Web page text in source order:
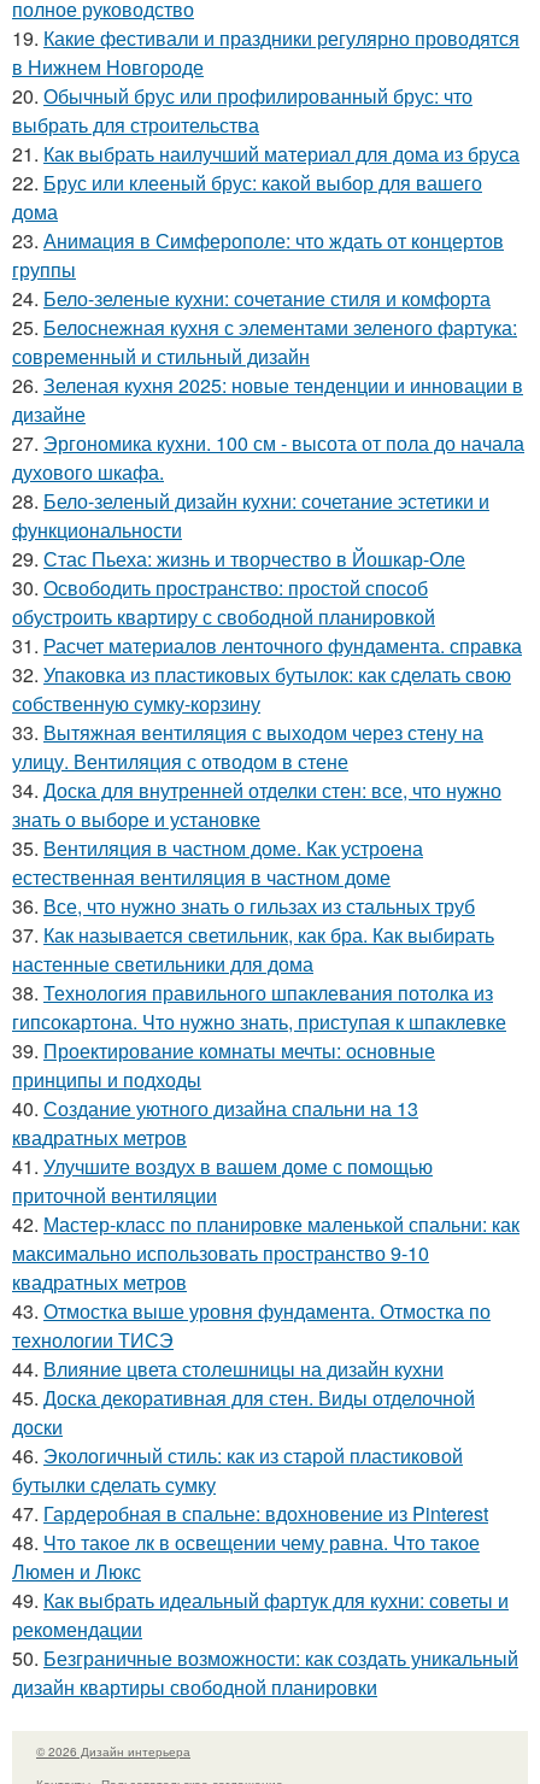
полное руководство
19. Какие фестивали и праздники регулярно проводятся
в Нижнем Новгороде
20. Обычный брус или профилированный брус: что
выбрать для строительства
21. Как выбрать наилучший материал для дома из бруса
22. Брус или клееный брус: какой выбор для вашего
дома
23. Анимация в Симферополе: что ждать от концертов
группы
24. Бело-зеленые кухни: сочетание стиля и комфорта
25. Белоснежная кухня с элементами зеленого фартука:
современный и стильный дизайн
26. Зеленая кухня 2025: новые тенденции и инновации в
дизайне
27. Эргономика кухни. 100 см - высота от пола до начала
духового шкафа.
28. Бело-зеленый дизайн кухни: сочетание эстетики и
функциональности
29. Стас Пьеха: жизнь и творчество в Йошкар-Оле
30. Освободить пространство: простой способ
обустроить квартиру с свободной планировкой
31. Расчет материалов ленточного фундамента. справка
32. Упаковка из пластиковых бутылок: как сделать свою
собственную сумку-корзину
33. Вытяжная вентиляция с выходом через стену на
улицу. Вентиляция с отводом в стене
34. Доска для внутренней отделки стен: все, что нужно
знать о выборе и установке
35. Вентиляция в частном доме. Как устроена
естественная вентиляция в частном доме
36. Все, что нужно знать о гильзах из стальных труб
37. Как называется светильник, как бра. Как выбирать
настенные светильники для дома
38. Технология правильного шпаклевания потолка из
гипсокартона. Что нужно знать, приступая к шпаклевке
39. Проектирование комнаты мечты: основные
принципы и подходы
40. Создание уютного дизайна спальни на 13
квадратных метров
41. Улучшите воздух в вашем доме с помощью
приточной вентиляции
42. Мастер-класс по планировке маленькой спальни: как
максимально использовать пространство 9-10
квадратных метров
43. Отмостка выше уровня фундамента. Отмостка по
технологии ТИСЭ
44. Влияние цвета столешницы на дизайн кухни
45. Доска декоративная для стен. Виды отделочной
доски
46. Экологичный стиль: как из старой пластиковой
бутылки сделать сумку
47. Гардеробная в спальне: вдохновение из Pinterest
48. Что такое лк в освещении чему равна. Что такое
Люмен и Люкс
49. Как выбрать идеальный фартук для кухни: советы и
рекомендации
50. Безграничные возможности: как создать уникальный
дизайн квартиры свободной планировки
© 2026 Дизайн интерьера